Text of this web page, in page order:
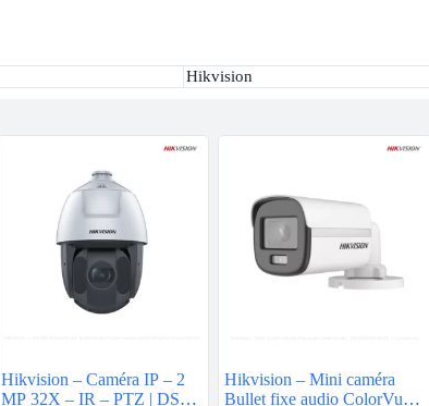
Hikvision
Hikvision – Caméra IP – 2
MP 32X – IR – PTZ | DS-
Hikvision – Mini caméra
Bullet fixe audio ColorVu